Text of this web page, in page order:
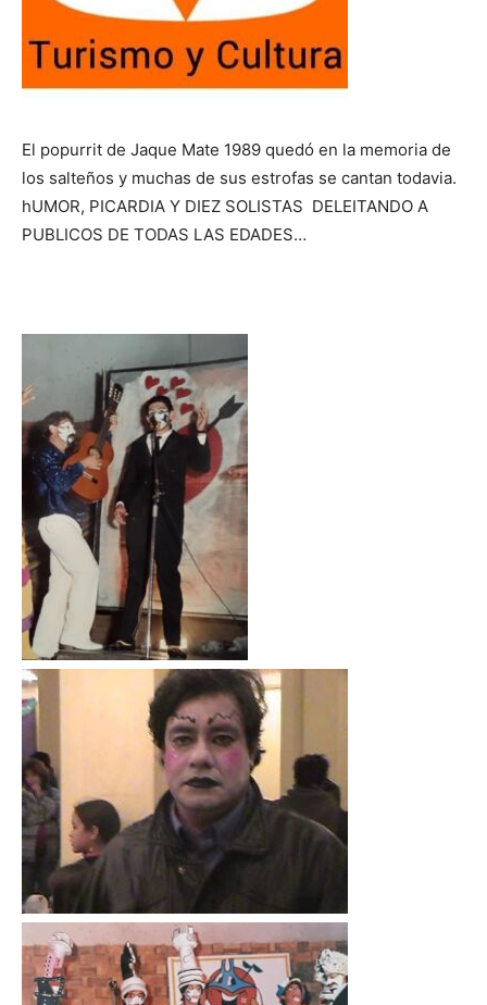
El popurrit de Jaque Mate 1989 quedó en la memoria de
los salteños y muchas de sus estrofas se cantan todavia.
hUMOR, PICARDIA Y DIEZ SOLISTAS DELEITANDO A
PUBLICOS DE TODAS LAS EDADES…